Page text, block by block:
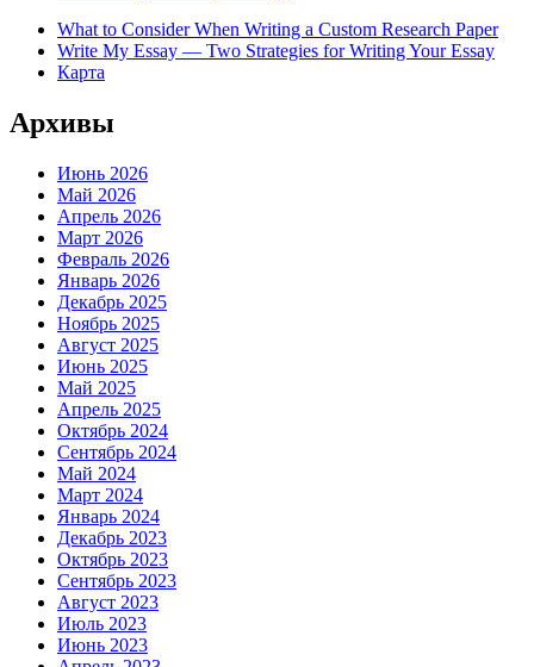
What to Consider When Writing a Custom Research Paper
Write My Essay — Two Strategies for Writing Your Essay
Карта
Архивы
Июнь 2026
Май 2026
Апрель 2026
Март 2026
Февраль 2026
Январь 2026
Декабрь 2025
Ноябрь 2025
Август 2025
Июнь 2025
Май 2025
Апрель 2025
Октябрь 2024
Сентябрь 2024
Май 2024
Март 2024
Январь 2024
Декабрь 2023
Октябрь 2023
Сентябрь 2023
Август 2023
Июль 2023
Июнь 2023